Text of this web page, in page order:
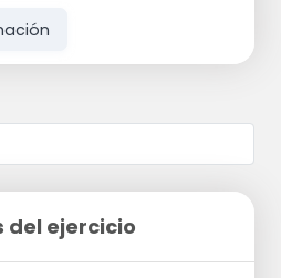
ejercicio